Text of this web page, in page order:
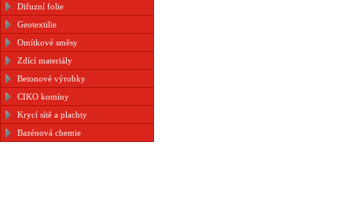
Difuzní folie
Geotextilie
Omítkové směsy
Zdící materiály
Betonové výrobky
CIKO komíny
Krycí sítě a plachty
Bazénová chemie